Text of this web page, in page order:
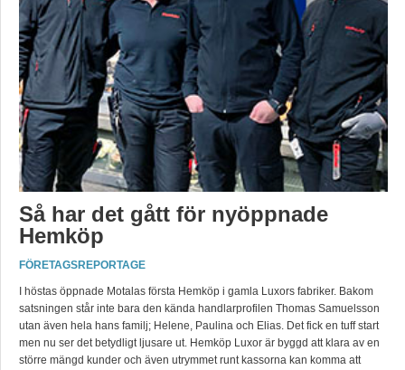
Så har det gått för nyöppnade
Hemköp
FÖRETAGSREPORTAGE
I höstas öppnade Motalas första Hemköp i gamla Luxors fabriker. Bakom
satsningen står inte bara den kända handlarprofilen Thomas Samuelsson
utan även hela hans familj; Helene, Paulina och Elias. Det fick en tuff start
men nu ser det betydligt ljusare ut. Hemköp Luxor är byggd att klara av en
större mängd kunder och även utrymmet runt kassorna kan komma att